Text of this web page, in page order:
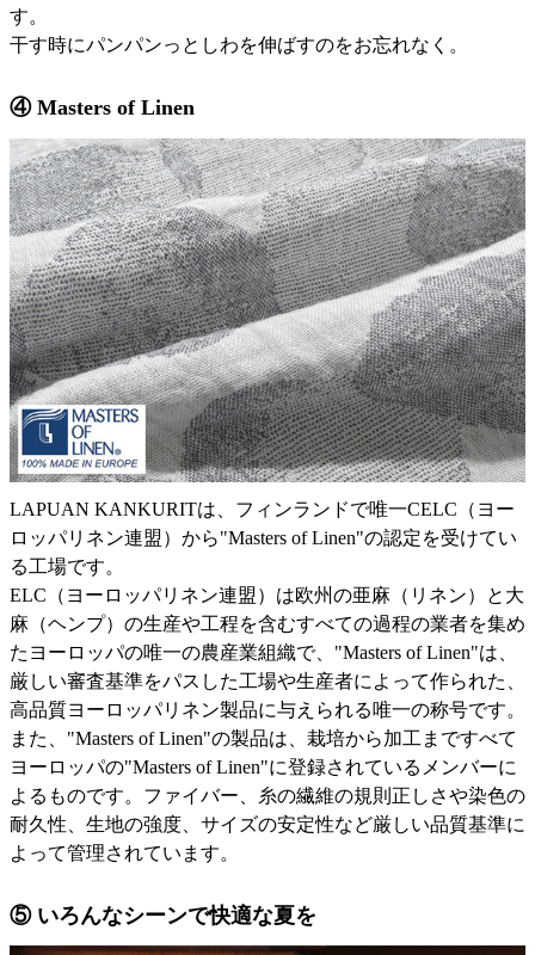
す。
干す時にパンパンっとしわを伸ばすのをお忘れなく。
④ Masters of Linen
LAPUAN KANKURITは、フィンランドで唯一CELC（ヨー
ロッパリネン連盟）から"Masters of Linen"の認定を受けてい
る工場です。
ELC（ヨーロッパリネン連盟）は欧州の亜麻（リネン）と大
麻（ヘンプ）の生産や工程を含むすべての過程の業者を集め
たヨーロッパの唯一の農産業組織で、"Masters of Linen"は、
厳しい審査基準をパスした工場や生産者によって作られた、
高品質ヨーロッパリネン製品に与えられる唯一の称号です。
また、"Masters of Linen"の製品は、栽培から加工まですべて
ヨーロッパの"Masters of Linen"に登録されているメンバーに
よるものです。ファイバー、糸の繊維の規則正しさや染色の
耐久性、生地の強度、サイズの安定性など厳しい品質基準に
よって管理されています。
⑤ いろんなシーンで快適な夏を